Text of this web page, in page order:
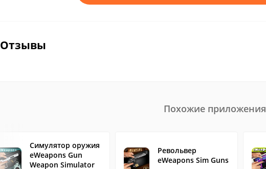
Отзывы
Похожие приложения
Симулятор оружия
eWeapons Gun
Weapon Simulator
Револьвер
eWeapons Sim Guns